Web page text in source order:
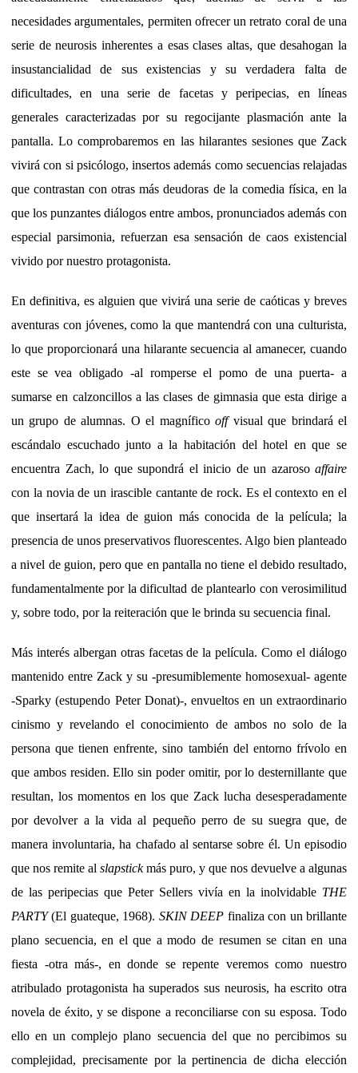
necesidades argumentales, permiten ofrecer un retrato coral de una
serie de neurosis inherentes a esas clases altas, que desahogan la
insustancialidad de sus existencias y su verdadera falta de
dificultades, en una serie de facetas y peripecias, en líneas
generales caracterizadas por su regocijante plasmación ante la
pantalla. Lo comprobaremos en las hilarantes sesiones que Zack
vivirá con si psicólogo, insertos además como secuencias relajadas
que contrastan con otras más deudoras de la comedia física, en la
que los punzantes diálogos entre ambos, pronunciados además con
especial parsimonia, refuerzan esa sensación de caos existencial
vivido por nuestro protagonista.
En definitiva, es alguien que vivirá una serie de caóticas y breves
aventuras con jóvenes, como la que mantendrá con una culturista,
lo que proporcionará una hilarante secuencia al amanecer, cuando
este se vea obligado -al romperse el pomo de una puerta- a
sumarse en calzoncillos a las clases de gimnasia que esta dirige a
un grupo de alumnas. O el magníficooffvisual que brindará el
escándalo escuchado junto a la habitación del hotel en que se
encuentra Zach, lo que supondrá el inicio de un azaroso affaire
con la novia de un irascible cantante de rock. Es el contexto en el
que insertará la idea de guion más conocida de la película; la
presencia de unos preservativos fluorescentes. Algo bien planteado
a nivel de guion, pero que en pantalla no tiene el debido resultado,
fundamentalmente por la dificultad de plantearlo con verosimilitud
y, sobre todo, por la reiteración que le brinda su secuencia final.
Más interés albergan otras facetas de la película. Como el diálogo
mantenido entre Zack y su -presumiblemente homosexual- agente
-Sparky (estupendo Peter Donat)-, envueltos en un extraordinario
cinismo y revelando el conocimiento de ambos no solo de la
persona que tienen enfrente, sino también del entorno frívolo en
que ambos residen. Ello sin poder omitir, por lo desternillante que
resultan, los momentos en los que Zack lucha desesperadamente
por devolver a la vida al pequeño perro de su suegra que, de
manera involuntaria, ha chafado al sentarse sobre él. Un episodio
que nos remite al slapstickmás puro, y que nos devuelve a algunas
de las peripecias que Peter Sellers vivía en la inolvidable THE
PARTY(El guateque, 1968). SKIN DEEP finaliza con un brillante
plano secuencia, en el que a modo de resumen se citan en una
fiesta -otra más-, en donde se repente veremos como nuestro
atribulado protagonista ha superados sus neurosis, ha escrito otra
novela de éxito, y se dispone a reconciliarse con su esposa. Todo
ello en un complejo plano secuencia del que no percibimos su
complejidad, precisamente por la pertinencia de dicha elección